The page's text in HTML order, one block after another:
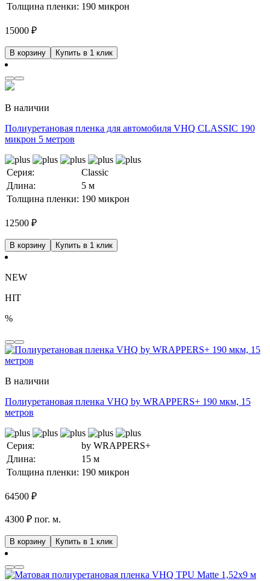
Толщина пленки: 190 микрон
15000 ₽
В корзину Купить в 1 клик
В наличии
Полиуретановая пленка для автомобиля VHQ CLASSIC 190
микрон 5 метров
Серия:
Classic
Длина:
5 м
Толщина пленки: 190 микрон
12500 ₽
В корзину Купить в 1 клик
NEW
HIT
%
В наличии
Полиуретановая пленка VHQ by WRAPPERS+ 190 мкм, 15
метров
Серия:
by WRAPPERS+
Длина:
15 м
Толщина пленки: 190 микрон
64500 ₽
4300 ₽ пог. м.
В корзину Купить в 1 клик